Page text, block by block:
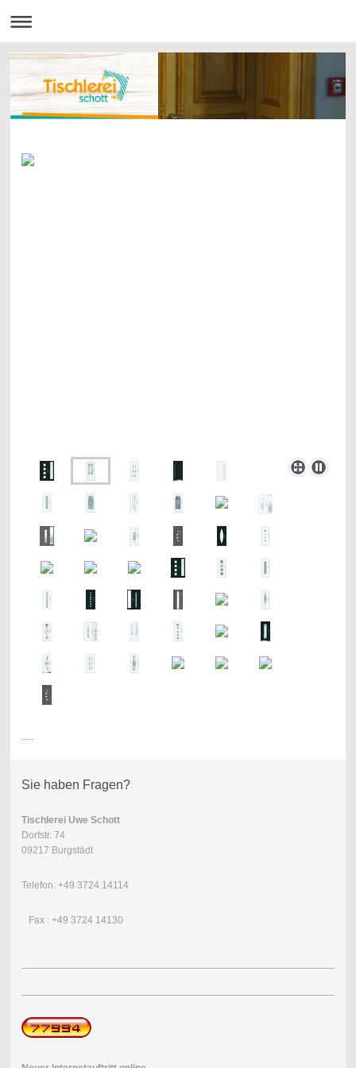
.....
Sie haben Fragen?
Tischlerei Uwe Schott
Dorfstr. 74
09217 Burgstädt
Telefon: +49 3724 14114
Fax : +49 3724 14130